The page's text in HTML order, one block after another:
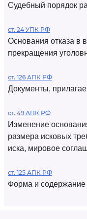
Судебный порядок
ст. 24 УПК РФ
Основания отказа в
прекращения
ст. 126 АПК РФ
Документы,
ст. 49 АПК РФ
Изменение
размера исковых
иска, мировое
ст. 125 АПК РФ
Форма и содержание